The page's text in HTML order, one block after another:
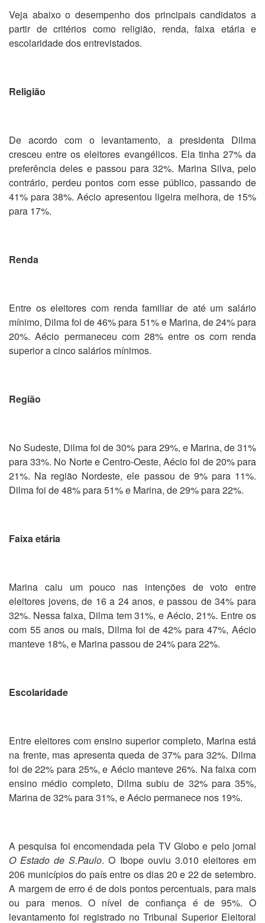
Veja abaixo o desempenho dos principais candidatos a
partir de critérios como religião, renda, faixa etária e
escolaridade dos entrevistados.
Religião
De acordo com o levantamento, a presidenta Dilma
cresceu entre os eleitores evangélicos. Ela tinha 27% da
preferência deles e passou para 32%. Marina Silva, pelo
contrário, perdeu pontos com esse público, passando de
41% para 38%. Aécio apresentou ligeira melhora, de 15%
para 17%.
Renda
Entre os eleitores com renda familiar de até um salário
mínimo, Dilma foi de 46% para 51% e Marina, de 24% para
20%. Aécio permaneceu com 28% entre os com renda
superior a cinco salários mínimos.
Região
No Sudeste, Dilma foi de 30% para 29%, e Marina, de 31%
para 33%. No Norte e Centro-Oeste, Aécio foi de 20% para
21%. Na região Nordeste, ele passou de 9% para 11%.
Dilma foi de 48% para 51% e Marina, de 29% para 22%.
Faixa etária
Marina caiu um pouco nas intenções de voto entre
eleitores jovens, de 16 a 24 anos, e passou de 34% para
32%. Nessa faixa, Dilma tem 31%, e Aécio, 21%. Entre os
com 55 anos ou mais, Dilma foi de 42% para 47%, Aécio
manteve 18%, e Marina passou de 24% para 22%.
Escolaridade
Entre eleitores com ensino superior completo, Marina está
na frente, mas apresenta queda de 37% para 32%. Dilma
foi de 22% para 25%, e Aécio manteve 26%. Na faixa com
ensino médio completo, Dilma subiu de 32% para 35%,
Marina de 32% para 31%, e Aécio permanece nos 19%.
A pesquisa foi encomendada pela TV Globo e pelo jornal
O Estado de S.Paulo. O Ibope ouviu 3.010 eleitores em
206 municípios do país entre os dias 20 e 22 de setembro.
A margem de erro é de dois pontos percentuais, para mais
ou para menos. O nível de confiança é de 95%. O
levantamento foi registrado no Tribunal Superior Eleitoral